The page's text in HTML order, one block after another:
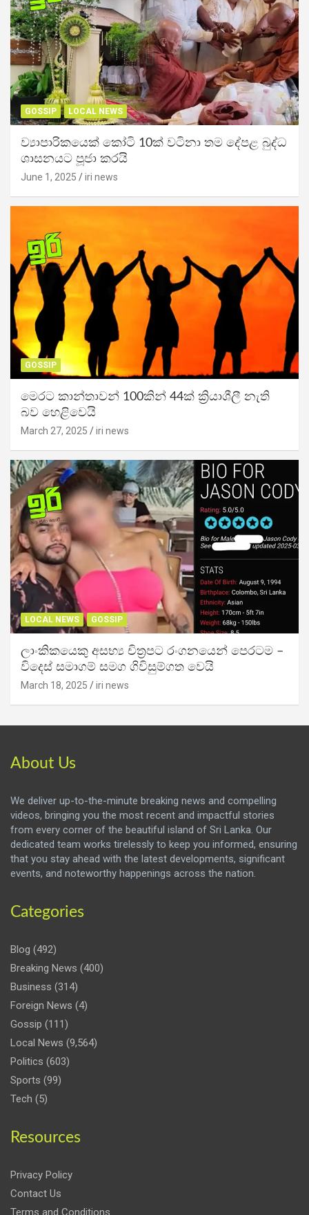
GOSSIP LOCAL NEWS
ව්‍යාපාරිකයෙක් කෝටි 10ක් වටිනා තම දේපළ බුද්ධ
ශාසනයට පූජා කරයි
June 1, 2025 iri news
GOSSIP
මෙරට කාන්තාවන් 100කින් 44ක් ක්‍රියාශීලී නැති
බව හෙළිවෙයි
March 27, 2025 iri news
LOCAL NEWS GOSSIP
ලාංකිකයෙකු අසභ්‍ය චිත්‍රපට රංගනයෙන් පෙරටම –
විදෙස් සමාගම් සමග ගිවිසුම්ගත වෙයි
March 18, 2025 iri news
About Us
We deliver up-to-the-minute breaking news and compelling
videos, bringing you the most recent and impactful stories
from every corner of the beautiful island of Sri Lanka. Our
dedicated team works tirelessly to keep you informed, ensuring
that you stay ahead with the latest developments, significant
events, and noteworthy happenings across the nation.
Categories
Blog (492)
Breaking News (400)
Business (314)
Foreign News (4)
Gossip (111)
Local News (9,564)
Politics (603)
Sports (99)
Tech (5)
Resources
Privacy Policy
Contact Us
Terms and Conditions